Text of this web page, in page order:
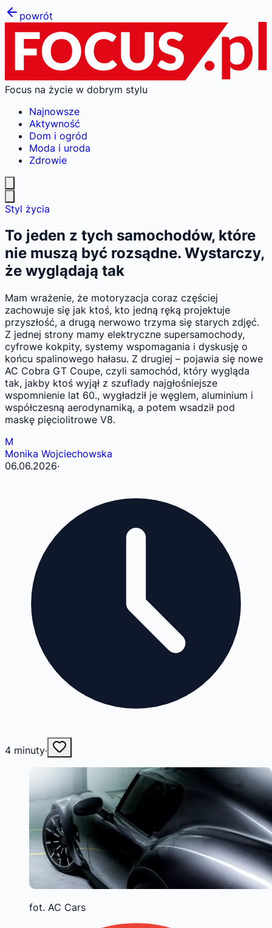
powrót
Focus na życie w dobrym stylu
Najnowsze
Aktywność
Dom i ogród
Moda i uroda
Zdrowie
Styl życia
To jeden z tych samochodów, które
nie muszą być rozsądne. Wystarczy,
że wyglądają tak
Mam wrażenie, że motoryzacja coraz częściej
zachowuje się jak ktoś, kto jedną ręką projektuje
przyszłość, a drugą nerwowo trzyma się starych zdjęć.
Z jednej strony mamy elektryczne supersamochody,
cyfrowe kokpity, systemy wspomagania i dyskusję o
końcu spalinowego hałasu. Z drugiej – pojawia się nowe
AC Cobra GT Coupe, czyli samochód, który wygląda
tak, jakby ktoś wyjął z szuflady najgłośniejsze
wspomnienie lat 60., wygładził je węglem, aluminium i
współczesną aerodynamiką, a potem wsadził pod
maskę pięciolitrowe V8.
M
Monika Wojciechowska
06.06.2026·
4 minuty·
fot. AC Cars